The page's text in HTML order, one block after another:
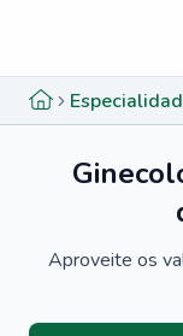
Aproveite os